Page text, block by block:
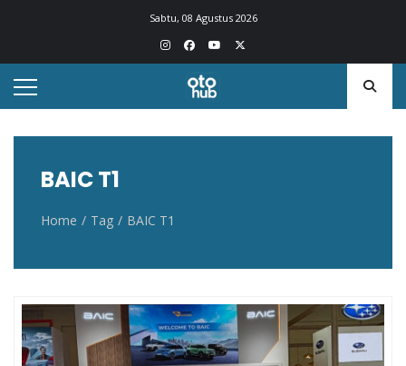
Sabtu, 08 Agustus 2026
Otohub.co
Portal berita otomotif Indonesia terkini
BAIC T1
Home Tag BAIC T1